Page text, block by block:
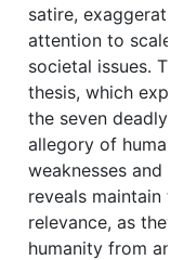
satire,
attention to scale,
societal issues.
thesis, which
the seven deadly
allegory of human
weaknesses and
reveals maintain
relevance, as
humanity from